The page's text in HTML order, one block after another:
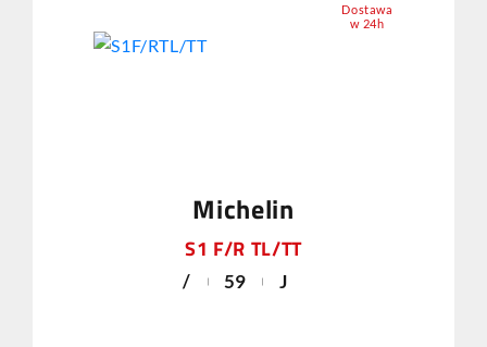
Michelin
S1 F/R TL/TT
/ 59 J
Dostawa
w 24h